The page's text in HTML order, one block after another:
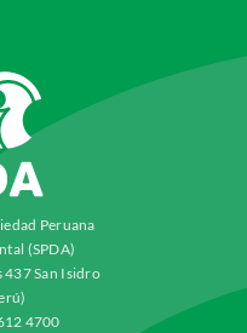
Peruana
(SPDA)
437 San Isidro
4700